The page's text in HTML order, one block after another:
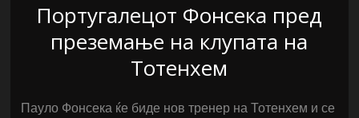
Португалецот Фонсека пред
преземање на клупата на
Тотенхем
Пауло Фонсека ќе биде нов тренер на Тотенхем и се